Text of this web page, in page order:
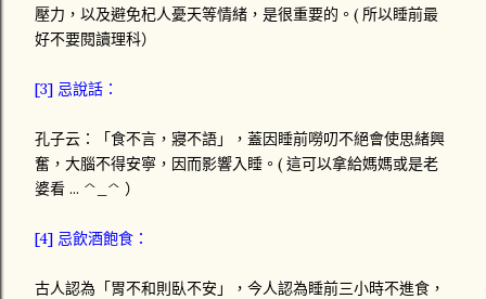
壓力，以及避免杞人憂天等情緒，是很重要的。( 所以睡前最
好不要閱讀理科）
[3] 忌說話：
孔子云：「食不言，寢不語」，蓋因睡前嘮叨不絕會使思緒興
奮，大腦不得安寧，因而影響入睡。( 這可以拿給媽媽或是老
婆看 ... ^_^ ）
[4] 忌飲酒飽食：
古人認為「胃不和則臥不安」，今人認為睡前三小時不進食，